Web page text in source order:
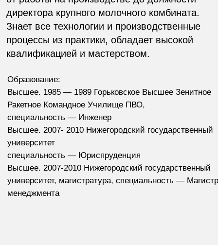
Высокому эстетическому
уровню производственных
комплексов
Стабилизации качества
Оставить заявку